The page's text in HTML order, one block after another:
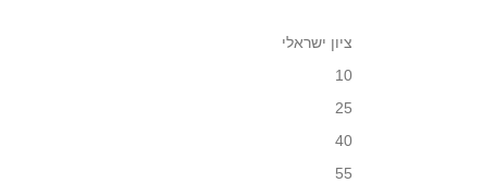
ציון ישראלי
10
25
40
55